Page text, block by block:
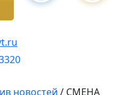
новостей / СМЕНА